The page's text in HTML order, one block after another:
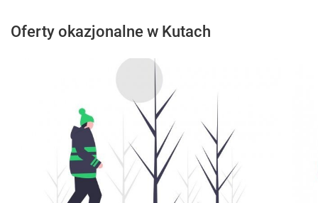
Oferty okazjonalne w Kutach